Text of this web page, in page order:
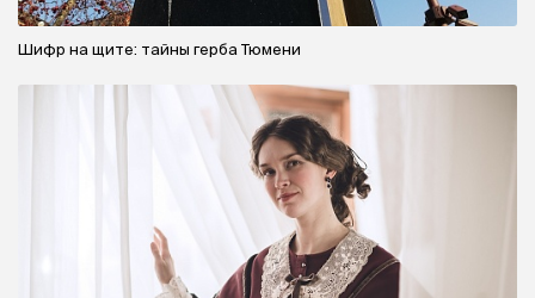
Шифр на щите: тайны герба Тюмени